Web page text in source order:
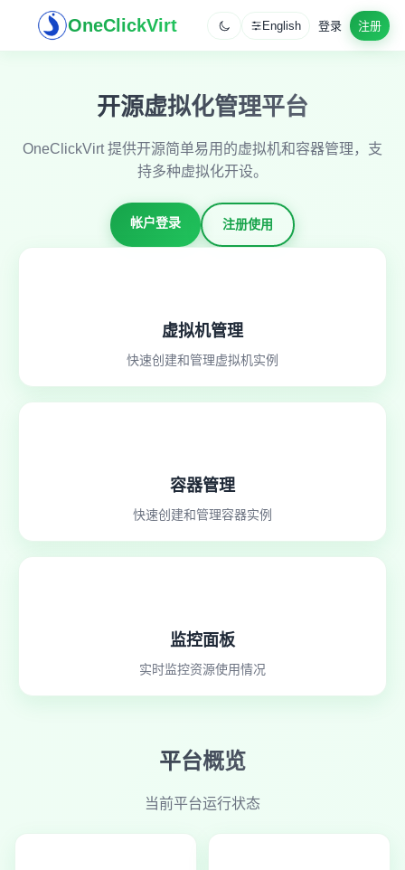
OneClickVirt English 登录 注册
开源虚拟化管理平台
OneClickVirt 提供开源简单易用的虚拟机和容器管理，支
持多种虚拟化开设。
帐户登录 注册使用
虚拟机管理
快速创建和管理虚拟机实例
容器管理
快速创建和管理容器实例
监控面板
实时监控资源使用情况
平台概览
当前平台运行状态